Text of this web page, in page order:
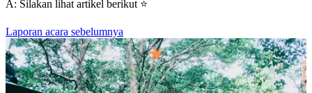
A: Silakan lihat artikel berikut ⭐️
Laporan acara sebelumnya